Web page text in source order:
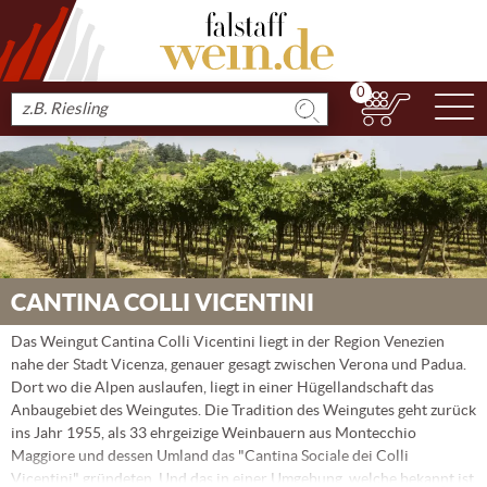
Produkt
suchen
0
CANTINA COLLI VICENTINI
Das Weingut Cantina Colli Vicentini liegt in der Region Venezien
nahe der Stadt Vicenza, genauer gesagt zwischen Verona und Padua.
Dort wo die Alpen auslaufen, liegt in einer Hügellandschaft das
Anbaugebiet des Weingutes. Die Tradition des Weingutes geht zurück
ins Jahr 1955, als 33 ehrgeizige Weinbauern aus Montecchio
Maggiore und dessen Umland das "Cantina Sociale dei Colli
Vicentini" gründeten. Und das in einer Umgebung, welche bekannt ist